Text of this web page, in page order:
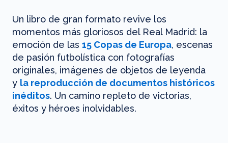
Un libro de gran formato revive los
momentos más gloriosos del Real Madrid: la
emoción de las 15 Copas de Europa, escenas
de pasión futbolística con fotografías
originales, imágenes de objetos de leyenda
y la reproducción de documentos históricos
inéditos. Un camino repleto de victorias,
éxitos y héroes inolvidables.